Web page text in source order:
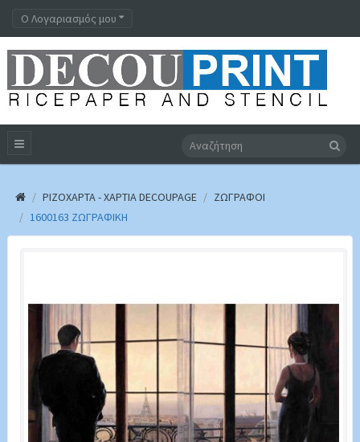
Ο Λογαριασμός μου
ΡΙΖΟΧΑΡΤΑ - ΧΑΡΤΙΑ DECOUPAGE
ΖΩΓΡΑΦΟΙ
1600163 ΖΩΓΡΑΦΙΚΉ